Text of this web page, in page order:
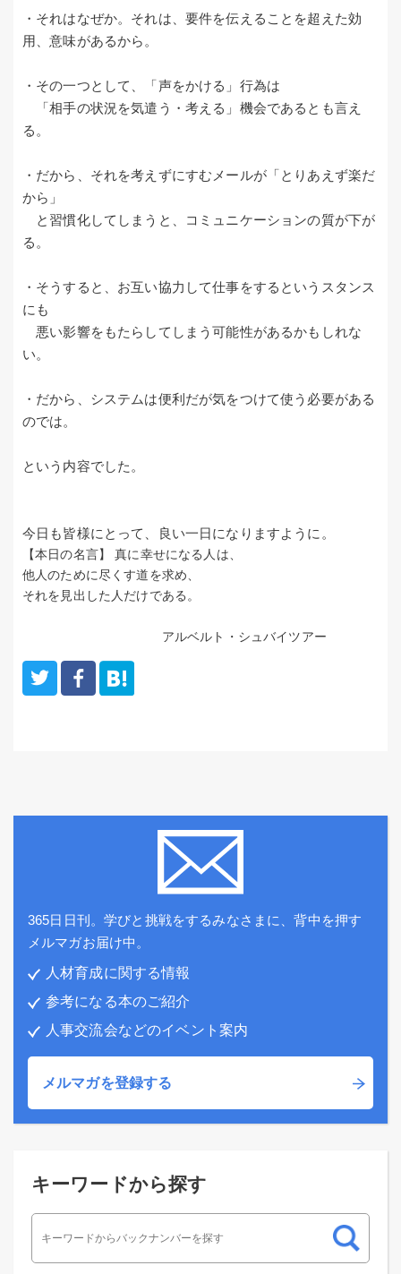
・それはなぜか。それは、要件を伝えることを超えた効
用、意味があるから。
・その一つとして、「声をかける」行為は
「相手の状況を気遣う・考える」機会であるとも言え
る。
・だから、それを考えずにすむメールが「とりあえず楽だ
から」
と習慣化してしまうと、コミュニケーションの質が下が
る。
・そうすると、お互い協力して仕事をするというスタンス
にも
悪い影響をもたらしてしまう可能性があるかもしれな
い。
・だから、システムは便利だが気をつけて使う必要がある
のでは。
という内容でした。
今日も皆様にとって、良い一日になりますように。
【本日の名言】
真に幸せになる人は、
他人のために尽くす道を求め、
それを見出した人だけである。
アルベルト・シュバイツアー
365日日刊。学びと挑戦をするみなさまに、背中を押す
メルマガお届け中。
人材育成に関する情報
参考になる本のご紹介
人事交流会などのイベント案内
メルマガを登録する
キーワードから探す